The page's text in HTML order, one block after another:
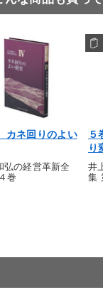
カネ回りのよい
弘の経営革新全
巻
５
り
井
集